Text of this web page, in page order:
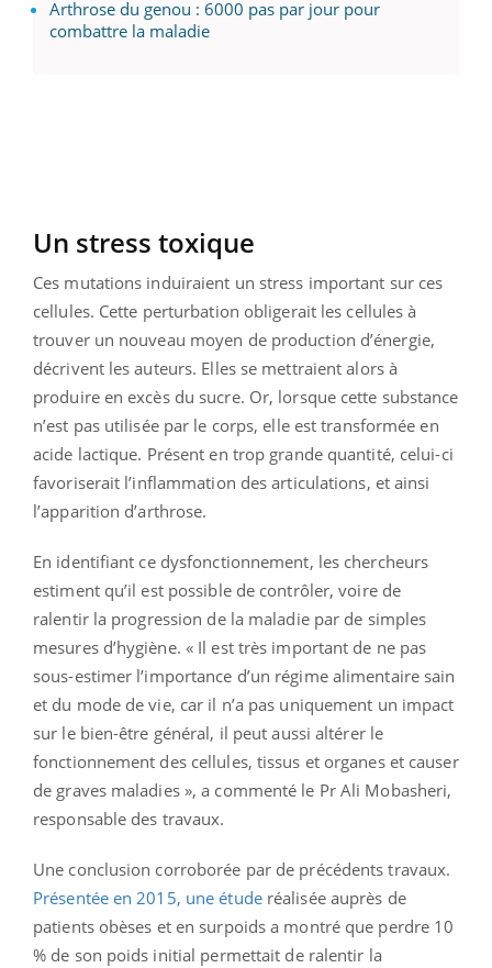
Arthrose du genou : 6000 pas par jour pour
combattre la maladie
Un stress toxique
Ces mutations induiraient un stress important sur ces
cellules. Cette perturbation obligerait les cellules à
trouver un nouveau moyen de production d’énergie,
décrivent les auteurs. Elles se mettraient alors à
produire en excès du sucre. Or, lorsque cette substance
n’est pas utilisée par le corps, elle est transformée en
acide lactique. Présent en trop grande quantité, celui-ci
favoriserait l’inflammation des articulations, et ainsi
l’apparition d’arthrose.
En identifiant ce dysfonctionnement, les chercheurs
estiment qu’il est possible de contrôler, voire de
ralentir la progression de la maladie par de simples
mesures d’hygiène. « Il est très important de ne pas
sous-estimer l’importance d’un régime alimentaire sain
et du mode de vie, car il n’a pas uniquement un impact
sur le bien-être général, il peut aussi altérer le
fonctionnement des cellules, tissus et organes et causer
de graves maladies », a commenté le Pr Ali Mobasheri,
responsable des travaux.
Une conclusion corroborée par de précédents travaux.
Présentée en 2015, une étuderéalisée auprès de
patients obèses et en surpoids a montré que perdre 10
% de son poids initial permettait de ralentir la